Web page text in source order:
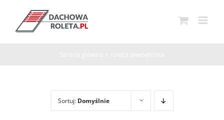
zawartości
Sortuj: Domyślnie